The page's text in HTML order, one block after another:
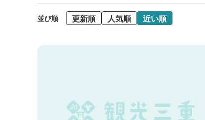
並び順 更新順 人気順 近い順